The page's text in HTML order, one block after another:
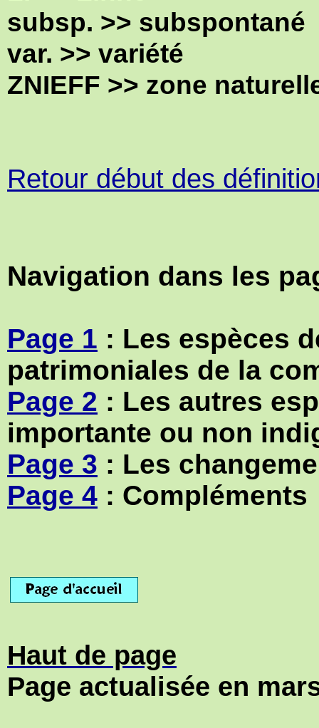
subsp. >> subspontané
var. >> variété
ZNIEFF >> zone
Retour début des
Navigation dans les
Page 1 : Les espèces
patrimoniales de la
Page 2 : Les autres
importante ou non
Page 3 : Les
Page 4 : Compléments
Haut de page
Page actualisée en